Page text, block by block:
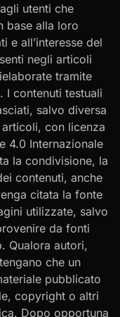
utenti che
base alla loro
e all’interesse del
negli articoli
tramite
I contenuti testuali
salvo diversa
con licenza
4.0 Internazionale
la condivisione, la
contenuti, anche
citata la fonte
utilizzate, salvo
da fonti
Qualora autori,
che un
pubblicato
copyright o altri
Dopo opportuna